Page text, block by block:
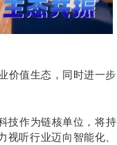
价值生态，同时进一步
技作为链核单位，将持
听行业迈向智能化、